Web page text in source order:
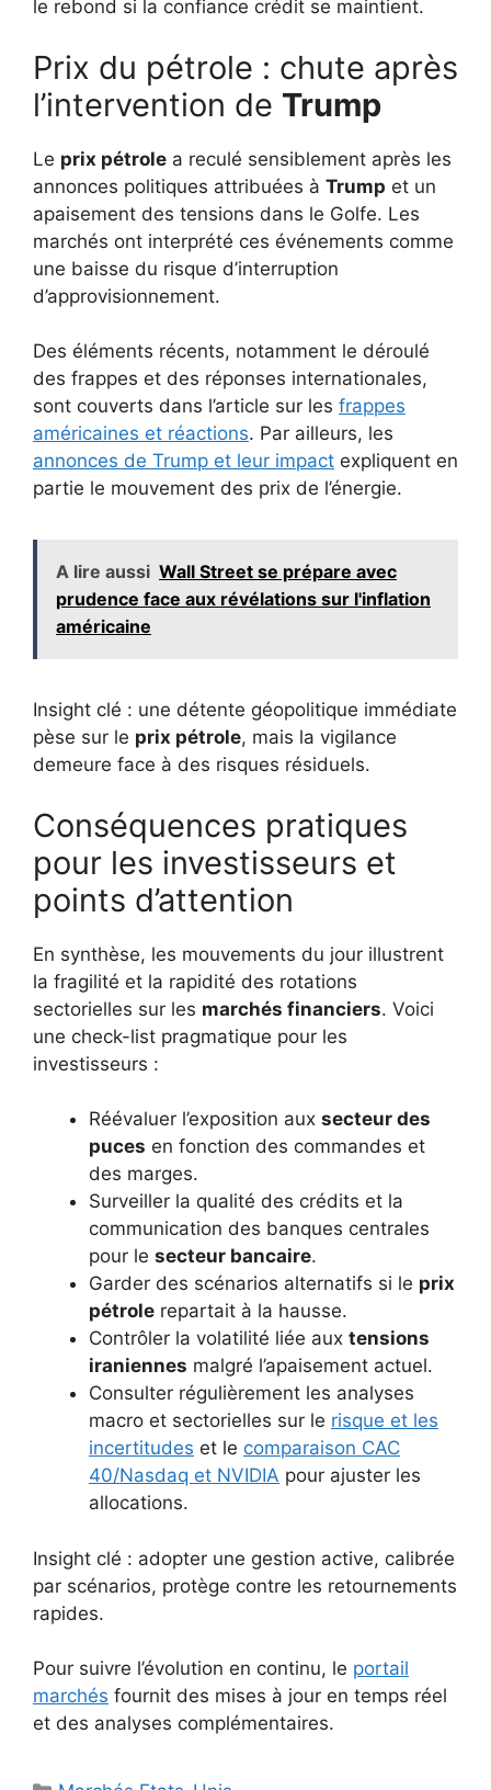
le rebond si la confiance crédit se maintient.
Prix du pétrole : chute après
l’intervention de Trump
Le prix pétrole a reculé sensiblement après les
annonces politiques attribuées à Trump et un
apaisement des tensions dans le Golfe. Les
marchés ont interprété ces événements comme
une baisse du risque d’interruption
d’approvisionnement.
Des éléments récents, notamment le déroulé
des frappes et des réponses internationales,
sont couverts dans l’article sur les frappes
américaines et réactions. Par ailleurs, les
annonces de Trump et leur impact expliquent en
partie le mouvement des prix de l’énergie.
A lire aussi Wall Street se prépare avec
prudence face aux révélations sur l'inflation
américaine
Insight clé : une détente géopolitique immédiate
pèse sur le prix pétrole, mais la vigilance
demeure face à des risques résiduels.
Conséquences pratiques
pour les investisseurs et
points d’attention
En synthèse, les mouvements du jour illustrent
la fragilité et la rapidité des rotations
sectorielles sur les marchés financiers. Voici
une check-list pragmatique pour les
investisseurs :
Réévaluer l’exposition aux secteur des
puces en fonction des commandes et
des marges.
Surveiller la qualité des crédits et la
communication des banques centrales
pour le secteur bancaire.
Garder des scénarios alternatifs si le prix
pétrole repartait à la hausse.
Contrôler la volatilité liée aux tensions
iraniennes malgré l’apaisement actuel.
Consulter régulièrement les analyses
macro et sectorielles sur le risque et les
incertitudes et le comparaison CAC
40/Nasdaq et NVIDIA pour ajuster les
allocations.
Insight clé : adopter une gestion active, calibrée
par scénarios, protège contre les retournements
rapides.
Pour suivre l’évolution en continu, le portail
marchés fournit des mises à jour en temps réel
et des analyses complémentaires.